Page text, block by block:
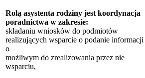
Rolą asystenta rodziny jest koordynacja
poradnictwa w zakresie:
składaniu wniosków do podmiotów
realizujących wsparcie o podanie informacji
o
możliwym do zrealizowania przez nie
wsparciu,